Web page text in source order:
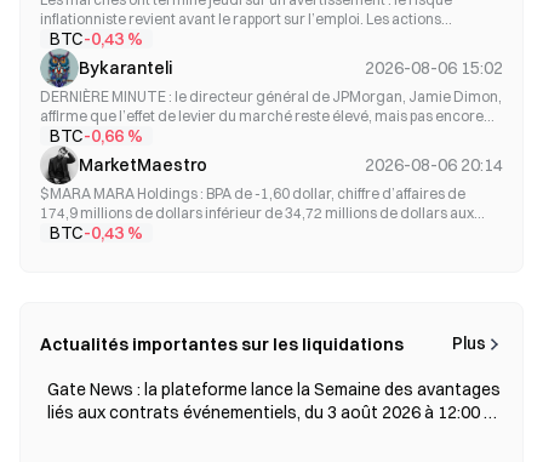
inflationniste revient avant le rapport sur l’emploi. Les actions
américaines ont clôturé en baisse, le Dow reculant de 0,69 %, le S&P
500 cédant 0,20 % et le Nasdaq étant presque stable. Le STOXX 600
européen a tout de même atteint un r...
BTC-0,43 %
Bykaranteli
2026-08-06 15:02
DERNIÈRE MINUTE : le directeur général de JPMorgan, Jamie Dimon,
affirme que l’effet de levier du marché reste élevé, mais pas encore
systémique. Si les risques s’accumulent, un seul acteur majeur
pourrait déclencher une volatilité plus large. $BTC ? (Aucun lien
explicite ; évitez d’aller trop loin....
BTC-0,66 %
MarketMaestro
2026-08-06 20:14
$MARA MARA Holdings : BPA de -1,60 dollar, chiffre d’affaires de
174,9 millions de dollars inférieur de 34,72 millions de dollars aux
attentes 6 août 2026, Le BPA du T2 de -1,60 dollar pourrait ne pas être
BTC-0,43 %
Actualités importantes sur les liquidations
Plus
Gate News : la plateforme lance la Semaine des avantages
liés aux contrats événementiels, du 3 août 2026 à 12:00 au